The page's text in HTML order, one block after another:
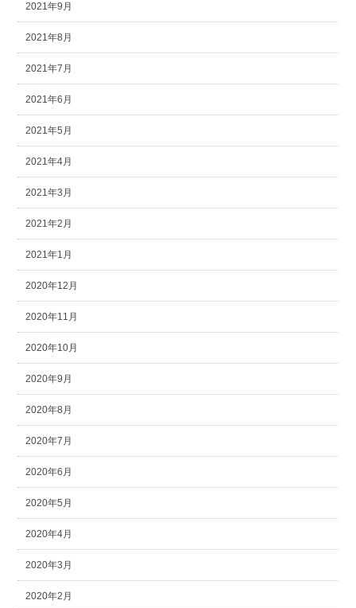
2021年9月
2021年8月
2021年7月
2021年6月
2021年5月
2021年4月
2021年3月
2021年2月
2021年1月
2020年12月
2020年11月
2020年10月
2020年9月
2020年8月
2020年7月
2020年6月
2020年5月
2020年4月
2020年3月
2020年2月